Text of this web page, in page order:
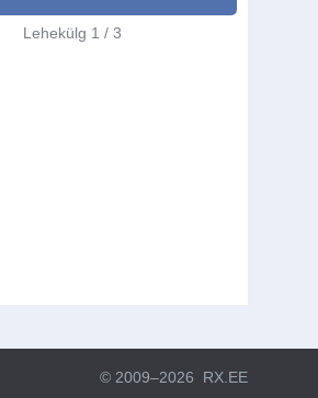
Lehekülg 1 / 3
© 2009–2026 RX.EE